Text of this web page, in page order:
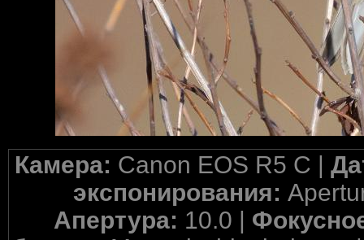
Камера: Canon EOS R5 C |
экспонирования:
Апертура: 10.0 |